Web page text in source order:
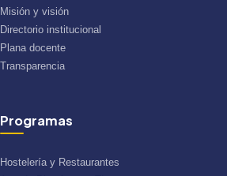
Misión y visión
Directorio institucional
Plana docente
Transparencia
Programas
Hostelería y Restaurantes